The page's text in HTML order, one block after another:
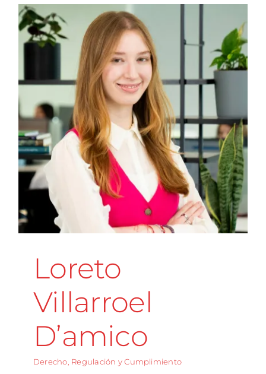
Loreto
Villarroel
D’amico
Derecho, Regulación y Cumplimiento